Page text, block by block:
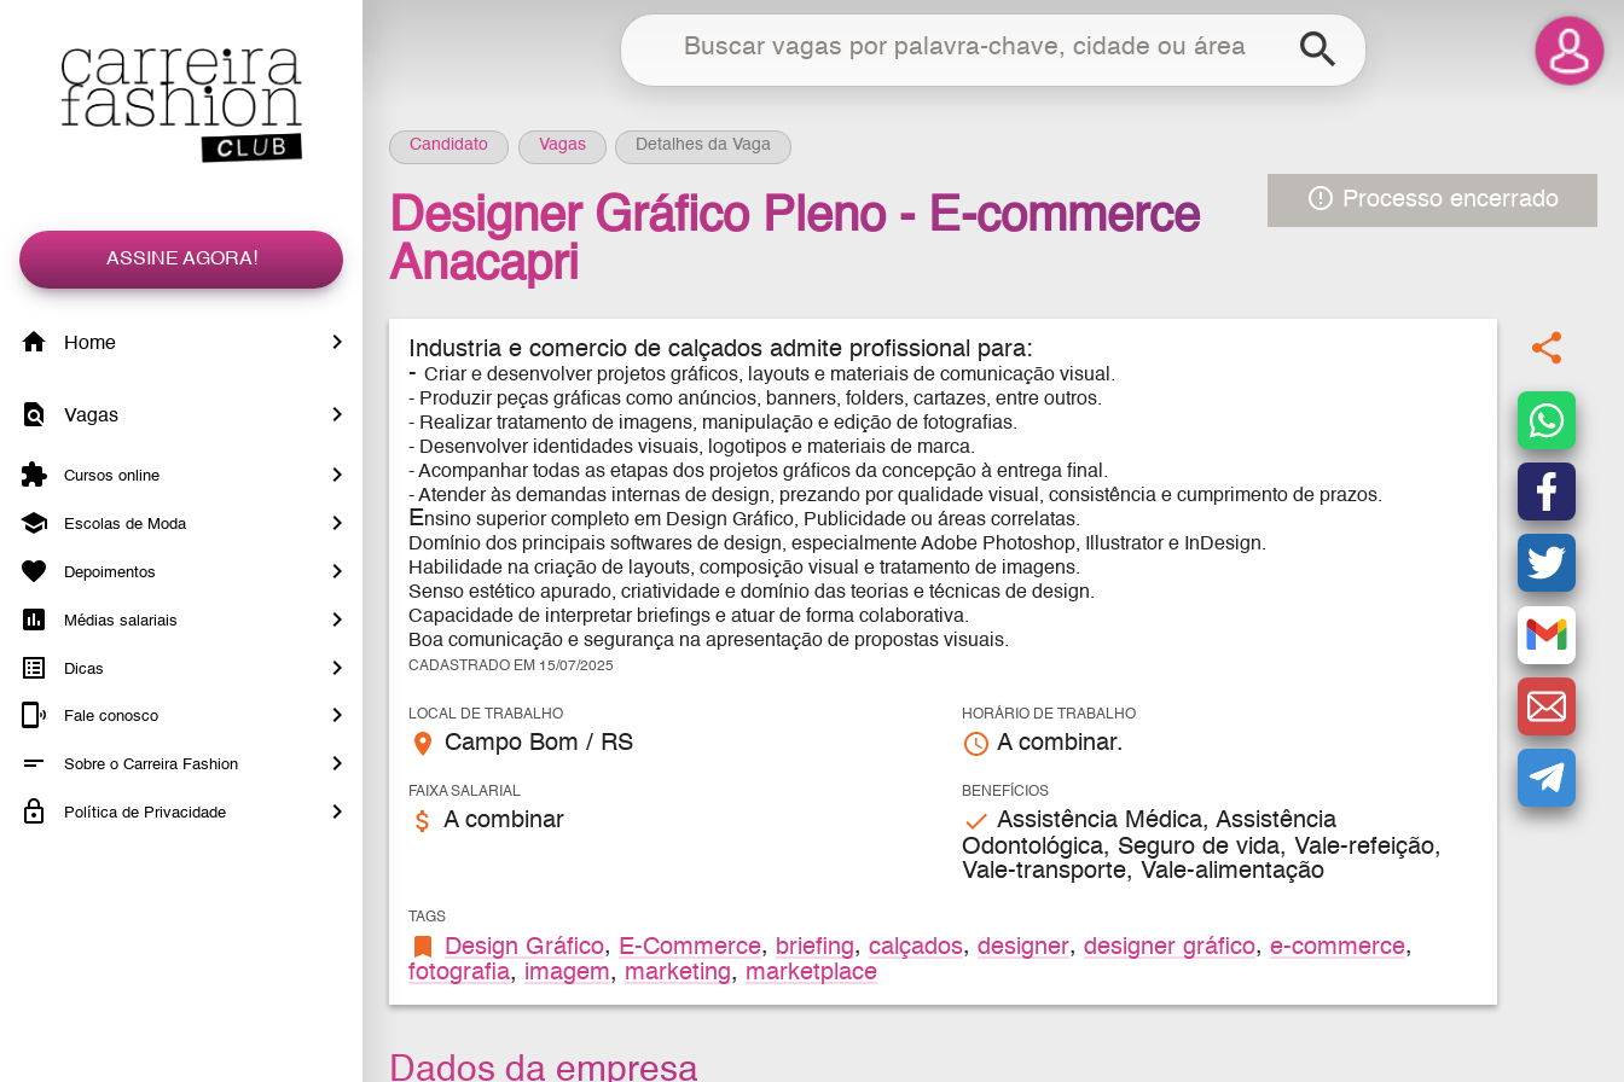
ASSINE AGORA!
Home
Vagas
Cursos online
Escolas de Moda
Depoimentos
Médias salariais
Dicas
Fale conosco
Sobre o Carreira Fashion
Política de Privacidade
search
Candidato Vagas Detalhes da Vaga
error_outline Processo encerrado
Designer Gráfico Pleno - E-commerce
Anacapri
Industria e comercio de calçados admite profissional para:
- Criar e desenvolver projetos gráficos, layouts e materiais de comunicação visual.
- Produzir peças gráficas como anúncios, banners, folders, cartazes, entre outros.
- Realizar tratamento de imagens, manipulação e edição de fotografias.
- Desenvolver identidades visuais, logotipos e materiais de marca.
- Acompanhar todas as etapas dos projetos gráficos da concepção à entrega final.
- Atender às demandas internas de design, prezando por qualidade visual, consistência e cumprimento de prazos.
Ensino superior completo em Design Gráfico, Publicidade ou áreas correlatas.
Domínio dos principais softwares de design, especialmente Adobe Photoshop, Illustrator e InDesign.
Habilidade na criação de layouts, composição visual e tratamento de imagens.
Senso estético apurado, criatividade e domínio das teorias e técnicas de design.
Capacidade de interpretar briefings e atuar de forma colaborativa.
Boa comunicação e segurança na apresentação de propostas visuais.
CADASTRADO EM 15/07/2025
LOCAL DE TRABALHO
place Campo Bom / RS
HORÁRIO DE TRABALHO
access_time A combinar.
FAIXA SALARIAL
attach_money A combinar
BENEFÍCIOS
check Assistência Médica, Assistência
Odontológica, Seguro de vida, Vale-refeição,
Vale-transporte, Vale-alimentação
TAGS
bookmark Design Gráfico, E-Commerce, briefing, calçados, designer, designer gráfico, e-commerce,
fotografia, imagem, marketing, marketplace
Dados da empresa
share